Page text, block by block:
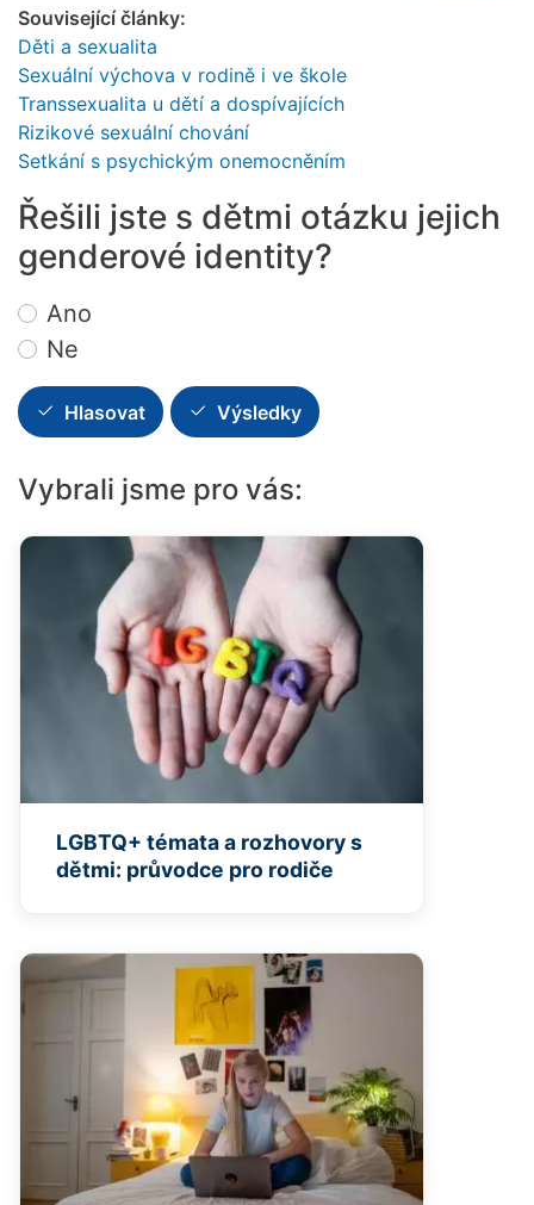
Související články:
Děti a sexualita
Sexuální výchova v rodině i ve škole
Transsexualita u dětí a dospívajících
Rizikové sexuální chování
Setkání s psychickým onemocněním
Řešili jste s dětmi otázku jejich
genderové identity?
Choices
Ano
Ne
Hlasovat Výsledky
Vybrali jsme pro vás:
LGBTQ+ témata a rozhovory s
dětmi: průvodce pro rodiče